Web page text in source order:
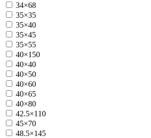
34×68
35×35
35×40
35×45
35×55
40×150
40×40
40×50
40×60
40×65
40×80
42.5×110
45×70
48.5×145